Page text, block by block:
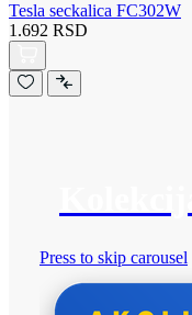
Tesla seckalica FC302W
1.692 RSD
Press to skip carousel